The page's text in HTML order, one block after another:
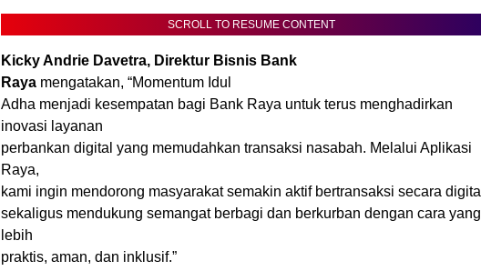
SCROLL TO RESUME CONTENT
Kicky Andrie Davetra, Direktur Bisnis Bank
Raya mengatakan, “Momentum Idul
Adha menjadi kesempatan bagi Bank Raya untuk terus menghadirkan
inovasi layanan
perbankan digital yang memudahkan transaksi nasabah. Melalui Aplikasi
Raya,
kami ingin mendorong masyarakat semakin aktif bertransaksi secara digital
sekaligus mendukung semangat berbagi dan berkurban dengan cara yang
lebih
praktis, aman, dan inklusif.”